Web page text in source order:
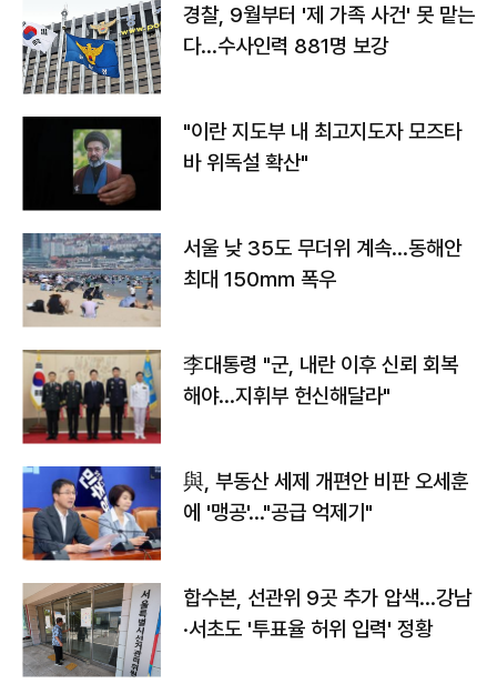
경찰, 9월부터 '제 가족 사건' 못 맡는
다…수사인력 881명 보강
"이란 지도부 내 최고지도자 모즈타
바 위독설 확산"
서울 낮 35도 무더위 계속…동해안
최대 150㎜ 폭우
李대통령 "군, 내란 이후 신뢰 회복
해야…지휘부 헌신해달라"
與, 부동산 세제 개편안 비판 오세훈
에 '맹공'…"공급 억제기"
합수본, 선관위 9곳 추가 압색…강남
·서초도 '투표율 허위 입력' 정황